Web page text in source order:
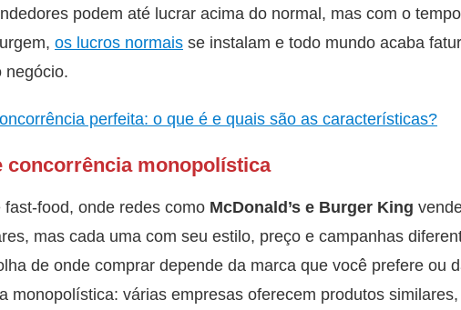
podem até lucrar acima do normal, mas com o
os lucros normais se instalam e todo mundo acaba
negócio.
perfeita: o que é e quais são as características?
concorrência monopolística
food, onde redes como McDonald’s e Burger King
mas cada uma com seu estilo, preço e campanhas
de onde comprar depende da marca que você prefere ou
monopolística: várias empresas oferecem produtos